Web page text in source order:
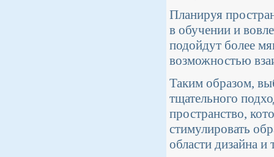
Планируя
в обучении и
подойдут более
возможностью
Таким образом,
тщательного
пространство,
стимулировать
области дизайна и